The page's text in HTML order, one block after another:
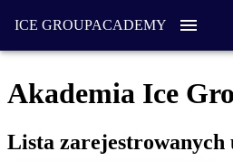
ICE GROUPACADEMY
Akademia Ice
Lista zarejestrowanych